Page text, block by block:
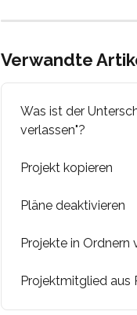
Verwandte
Was ist der
verlassen"?
Projekt kopieren
Pläne deaktivieren
Projekte in Ordnern
Projektmitglied aus